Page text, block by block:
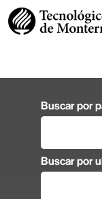
Buscar por
Buscar por